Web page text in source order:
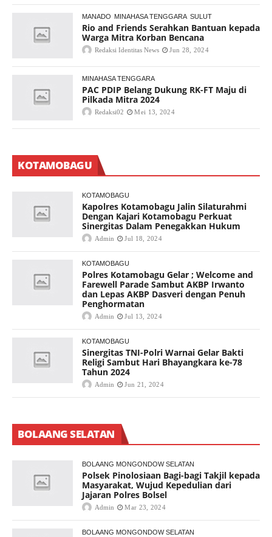
MANADO MINAHASA TENGGARA SULUT
Rio and Friends Serahkan Bantuan kepada
Warga Mitra Korban Bencana
Redaksi Identitas News Jun 28, 2024
MINAHASA TENGGARA
PAC PDIP Belang Dukung RK-FT Maju di
Pilkada Mitra 2024
Redaksi02 Mei 13, 2024
KOTAMOBAGU
KOTAMOBAGU
Kapolres Kotamobagu Jalin Silaturahmi
Dengan Kajari Kotamobagu Perkuat
Sinergitas Dalam Penegakkan Hukum
Admin Jul 18, 2024
KOTAMOBAGU
Polres Kotamobagu Gelar ; Welcome and
Farewell Parade Sambut AKBP Irwanto
dan Lepas AKBP Dasveri dengan Penuh
Penghormatan
Admin Jul 13, 2024
KOTAMOBAGU
Sinergitas TNI-Polri Warnai Gelar Bakti
Religi Sambut Hari Bhayangkara ke-78
Tahun 2024
Admin Jun 21, 2024
BOLAANG SELATAN
BOLAANG MONGONDOW SELATAN
Polsek Pinolosiaan Bagi-bagi Takjil kepada
Masyarakat, Wujud Kepedulian dari
Jajaran Polres Bolsel
Admin Mar 23, 2024
BOLAANG MONGONDOW SELATAN